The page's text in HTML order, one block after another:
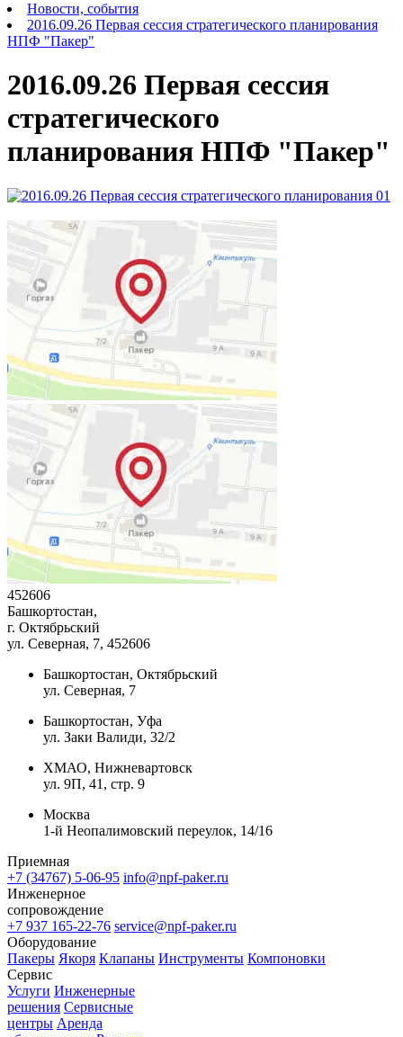
Новости, события
2016.09.26 Первая сессия стратегического планирования
НПФ "Пакер"
2016.09.26 Первая сессия
стратегического
планирования НПФ "Пакер"
452606
Башкортостан,
г. Октябрьский
ул. Северная, 7, 452606
Башкортостан, Октябрьский
ул. Северная, 7
Башкортостан, Уфа
ул. Заки Валиди, 32/2
ХМАО, Нижневартовск
ул. 9П, 41, стр. 9
Москва
1-й Неопалимовский переулок, 14/16
Приемная
+7 (34767) 5-06-95 info@npf-paker.ru
Инженерное
сопровождение
+7 937 165-22-76 service@npf-paker.ru
Оборудование
Пакеры Якоря Клапаны Инструменты Компоновки
Сервис
Услуги Инженерные
решения Сервисные
центры Аренда